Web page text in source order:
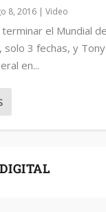
8, 2016| Video
el Mundial de
3 fechas, y
en...